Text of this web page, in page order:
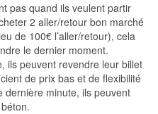
pas quand ils veulent partir
2 aller/retour bon marché
de 100€ l’aller/retour), cela
le dernier moment.
ils peuvent revendre leur billet
de prix bas et de flexibilité
dernière minute, ils peuvent